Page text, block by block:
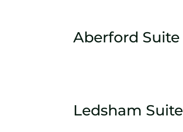
Aberford Suite
Ledsham Suite